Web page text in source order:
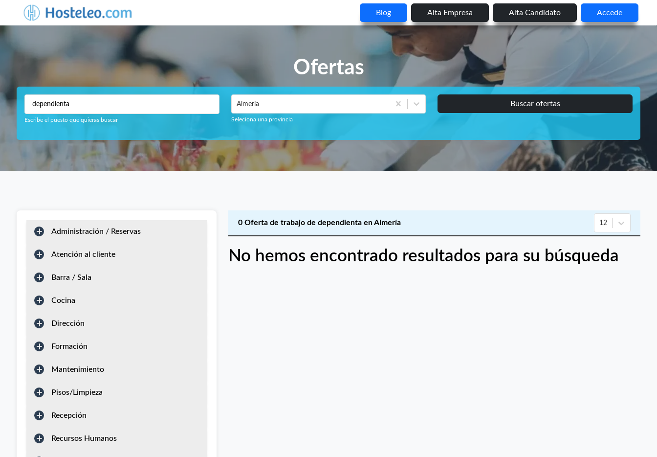
Blog Alta Empresa Alta Candidato Accede
Ofertas
Escribe el puesto que quieras buscar
Almería
Seleciona una provincia
Buscar ofertas
Administración / Reservas
Atención al cliente
Barra / Sala
Cocina
Dirección
Formación
Mantenimiento
Pisos/Limpieza
Recepción
Recursos Humanos
0 Oferta de trabajo de dependienta en Almería 12
No hemos encontrado resultados para su búsqueda